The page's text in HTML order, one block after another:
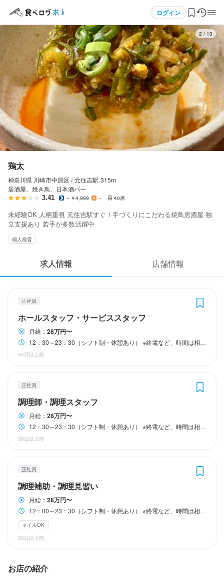
ログイン
ログイン・無料会員登録
食べログ求人TOP
求人検索
マイページ管理
気になる求人
検索履歴・保存した条件
応募履歴
スカウト・メルマガ受信設定
ヘルプ・お問い合わせフォーム
掲載をご検討の店舗様へ
食べログ求人PRESS
プライバシーポリシー
企業情報
3 / 13
鶏太
神奈川県 川崎市中原区 / 元住吉駅 315m
居酒屋、焼き鳥、日本酒バー
3.41 ～￥4,999 － 40席
未経験OK 人柄重視 元住吉駅すぐ！手づくりにこだわる焼鳥居酒屋 独
立支援あり 若手が多数活躍中
個人経営
求人情報 店舗情報
正社員
ホールスタッフ・サービススタッフ
月給： 28万円〜
12：30～23：30（シフト制・休憩あり） ※終電など、時間は相談に応じます ※状況に応じて時間変動があります 営業時間 17：00～23：00（ラストオーダー…料理22：00／ドリンク22：30） ※日曜日は22：00まで（ラストオーダー…料理21：00／ドリンク21：30）
30日以上前
正社員
調理師・調理スタッフ
月給： 28万円〜
12：30～23：30（シフト制・休憩あり） ※終電など、時間は相談に応じます ※状況に応じて時間変動があります 営業時間 17：00～23：00（ラストオーダー…料理22：00／ドリンク22：30） ※日曜日は22：00まで（ラストオーダー…料理21：00／ドリンク21：30）
30日以上前
正社員
調理補助・調理見習い
月給： 28万円〜
12：00～23：30（シフト制・休憩あり） ※終電など、時間は相談に応じます ※状況に応じて時間変動があります 営業時間 17：00～23：00（ラストオーダー…料理22：00／ドリンク22：30） ※日曜日は22：00まで（ラストオーダー…料理21：00／ドリンク21：30）
ネイルOK
30日以上前
お店の紹介
鶏太
ホールスタッフ・サービススタッフ
ホールスタッフ・サービススタッフ
月給 280,000円〜
昇給あり 交通費支給
試用期間
給与補足
昇給あり
交通費全額支給
勤務時間
※終電など、時間は相談に応じます
※状況に応じて時間変動があります
営業時間
17：00～23：00（ラストオーダー…料理22：00／ドリンク22：3
0）
※日曜日は22：00まで（ラストオーダー…料理21：00／ドリンク2
1：30）
終電考慮あり
休日・休暇
月8日
定休日：水曜日（ほか不定休あり）
連休取得も可能！
※収入を重視する方…お休みを減らして給与を上げることもご相談
OK まずはお問い合わせください！
月8日以上休みあり 夏季休暇あり
待遇
制服貸与
応募画面へ進む
鶏太
調理師・調理スタッフ
調理師・調理スタッフ
月給 280,000円〜
昇給あり 交通費支給
試用期間
給与補足
昇給あり
交通費全額支給
勤務時間
※終電など、時間は相談に応じます
※状況に応じて時間変動があります
営業時間
17：00～23：00（ラストオーダー…料理22：00／ドリンク22：3
0）
※日曜日は22：00まで（ラストオーダー…料理21：00／ドリンク2
1：30）
終電考慮あり
休日・休暇
月8日
定休日：水曜日（ほか不定休あり）
連休取得も可能！
※収入を重視する方…お休みを減らして給与を上げることもご相談
OK まずはお問い合わせください！
月8日以上休みあり 夏季休暇あり
待遇
制服貸与
応募画面へ進む
鶏太
調理補助・調理見習い
調理補助・調理見習い
月給 280,000円〜
昇給あり 交通費支給
試用期間
給与補足
昇給あり
交通費全額支給
勤務時間
※終電など、時間は相談に応じます
※状況に応じて時間変動があります
営業時間
17：00～23：00（ラストオーダー…料理22：00／ドリンク22：3
0）
※日曜日は22：00まで（ラストオーダー…料理21：00／ドリンク2
1：30）
終電考慮あり
休日・休暇
月8日
定休日：水曜日（ほか不定休あり）
連休取得も可能！
※収入を重視する方…お休みを減らして給与を上げることもご相談
OK まずはお問い合わせください！
月8日以上休みあり 夏季休暇あり
待遇
制服貸与
応募画面へ進む